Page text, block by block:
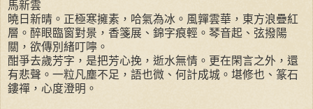
馬新雲
曉日新晴。正極寒擁素，哈氣為冰。風嚲雲華，東方浪疊紅
層。醉眼臨窗對景，香箋展、錦字痕輕。琴音起、弦撥陽
關，欲傳別緒叮嚀。
酣爭去歲芳字，是把芳心挽，逝水無情。更在閑言之外，還
有悲聲。一粒凡塵不足，語也微、何計成城。堪修也、篆石
鏤禪，心度澄明。